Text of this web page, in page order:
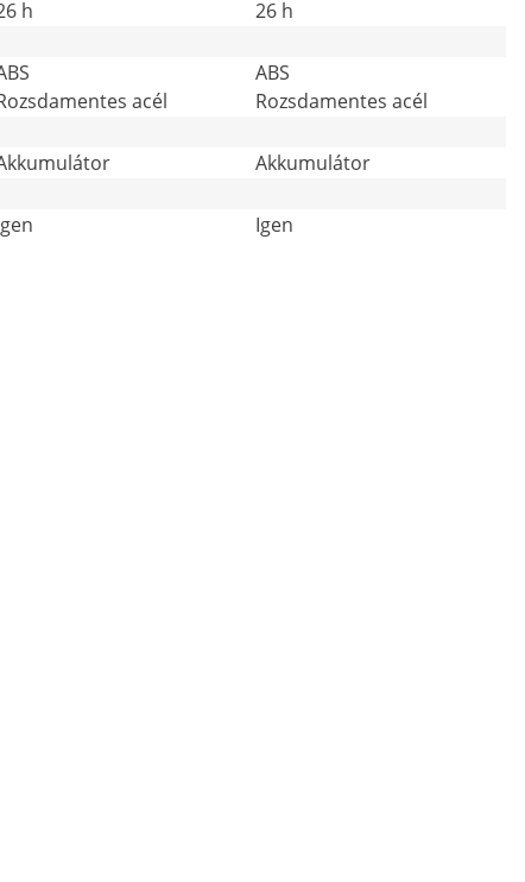
h
26 h
acél
ABS
Rozsdamentes acél
Akkumulátor
Igen